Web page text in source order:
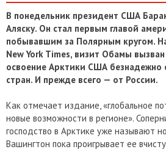
В понедельник президент США
Аляску. Он стал первым главой
побывавшим за Полярным кругом.
New York Times, визит Обамы
освоение Арктики США безнадежно
стран. И прежде всего — от России.
Как отмечает издание, «глобальное
новые возможности в регионе».
господство в Арктике уже называют
Вашингтон пока проигрывает ее